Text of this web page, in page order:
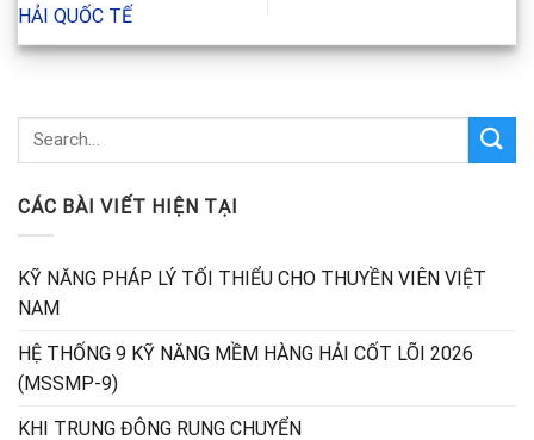
HẢI QUỐC TẾ
CÁC BÀI VIẾT HIỆN TẠI
KỸ NĂNG PHÁP LÝ TỐI THIỂU CHO THUYỀN VIÊN VIỆT
NAM
HỆ THỐNG 9 KỸ NĂNG MỀM HÀNG HẢI CỐT LÕI 2026
(MSSMP-9)
KHI TRUNG ĐÔNG RUNG CHUYỂN